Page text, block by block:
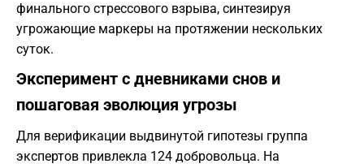
финального стрессового взрыва, синтезируя
угрожающие маркеры на протяжении нескольких
суток.
Эксперимент с дневниками снов и
пошаговая эволюция угрозы
Для верификации выдвинутой гипотезы группа
экспертов привлекла 124 добровольца. На